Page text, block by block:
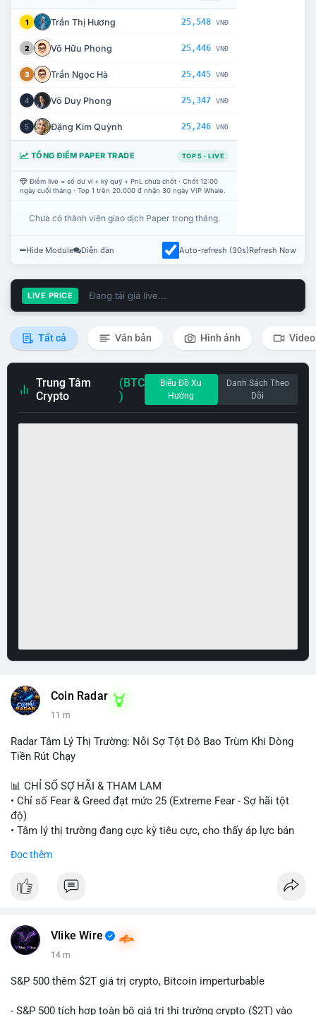
1 Trần Thị Hương 25,548 VNĐ
2 Võ Hữu Phong 25,446 VNĐ
3 Trần Ngọc Hà 25,445 VNĐ
4 Võ Duy Phong 25,347 VNĐ
5 Đặng Kim Quỳnh 25,246 VNĐ
TỔNG ĐIỂM PAPER TRADE TOP 5 · LIVE
Điểm live = số dư ví + ký quỹ + PnL chưa chốt · Chốt 12:00
ngày cuối tháng · Top 1 trên 20.000 đ nhận 30 ngày VIP Whale.
Chưa có thành viên giao dịch Paper trong tháng.
Hide Module Diễn đàn Auto-refresh (30s)Refresh Now
LIVE PRICE Đang tải giá live...
Tất cả Văn bản Hình ảnh Video
Trung Tâm
Crypto
(BTC
)
Biểu Đồ Xu
Hướng
Danh Sách Theo
Dõi
Coin Radar
11 m
Radar Tâm Lý Thị Trường: Nỗi Sợ Tột Độ Bao Trùm Khi Dòng
Tiền Rút Chạy
📊 CHỈ SỐ SỢ HÃI & THAM LAM
• Chỉ số Fear & Greed đạt mức 25 (Extreme Fear - Sợ hãi tột
độ)
• Tâm lý thị trường đang cực kỳ tiêu cực, cho thấy áp lực bán
• CoinGecko Trending: Heima (HEI), Pi Network (PI), Pudgy
Tesla, Apple.
• Google Trends Việt Nam: Các chủ đề đời sống như dự báo
• Tin tức quốc tế: Nga chính thức ban hành luật quản lý sàn
Đọc thêm
Vlike Wire
14 m
S&P 500 thêm $2T giá trị crypto, Bitcoin imperturbable
- S&P 500 tích hợp toàn bộ giá trị thị trường crypto ($2T) vào